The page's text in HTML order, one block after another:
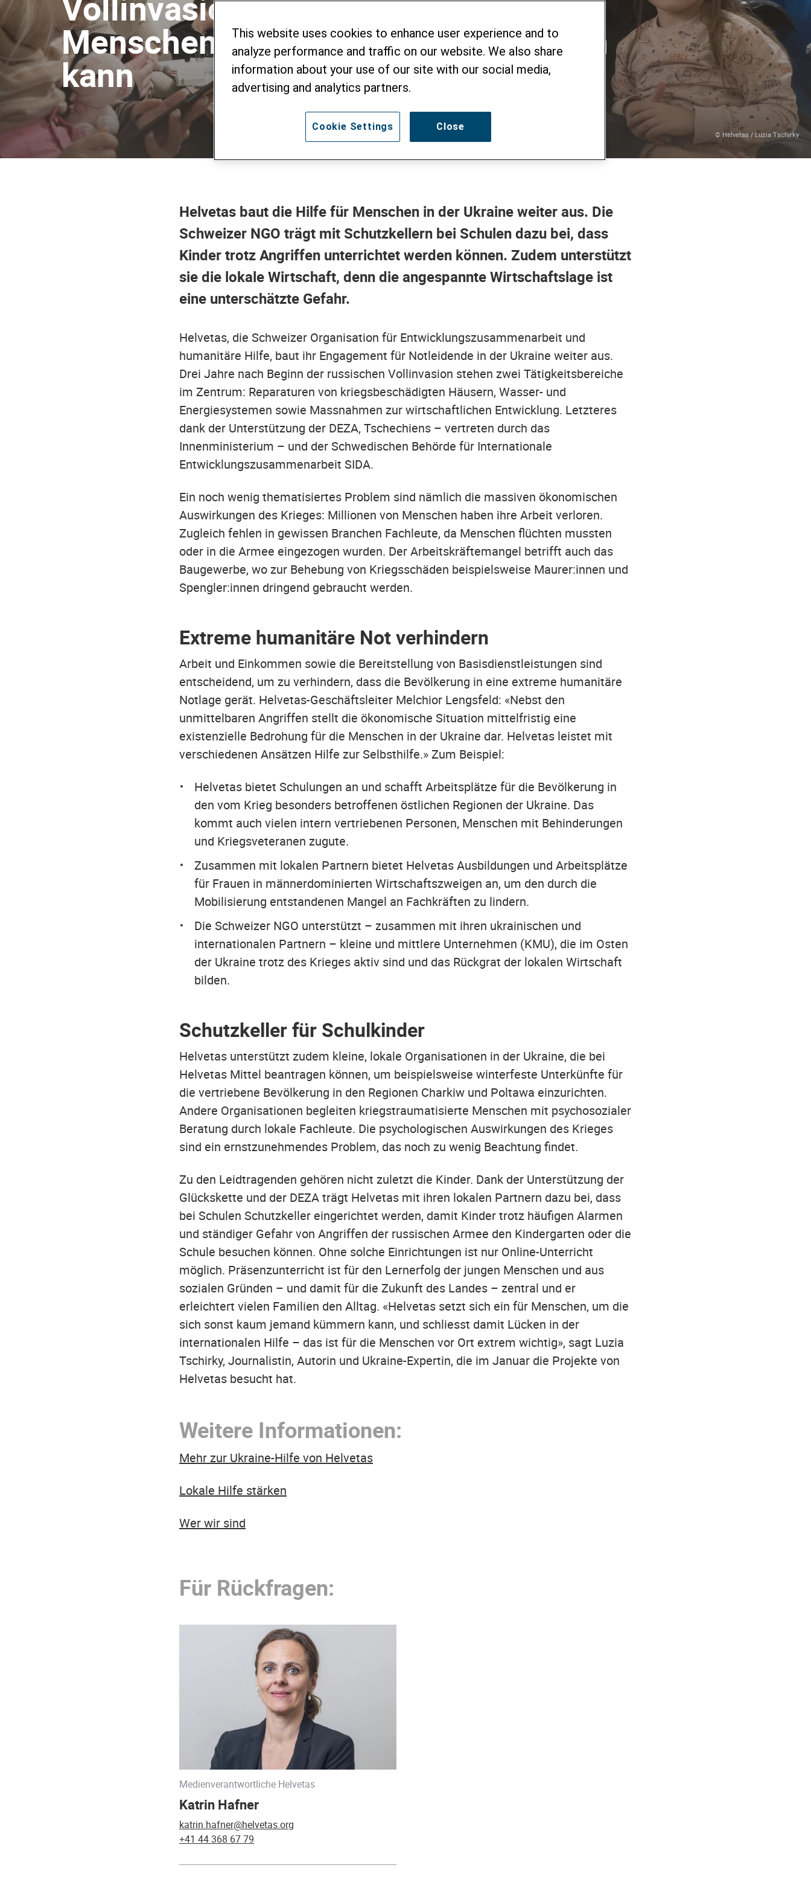
Menschen, wo sonst niemand helfen
kann
© Helvetas / Luzia Tschirky
Helvetas baut die Hilfe für Menschen in der Ukraine weiter aus. Die
Schweizer NGO trägt mit Schutzkellern bei Schulen dazu bei, dass
Kinder trotz Angriffen unterrichtet werden können. Zudem unterstützt
sie die lokale Wirtschaft, denn die angespannte Wirtschaftslage ist
eine unterschätzte Gefahr.
Helvetas, die Schweizer Organisation für Entwicklungszusammenarbeit und
humanitäre Hilfe, baut ihr Engagement für Notleidende in der Ukraine weiter aus.
Drei Jahre nach Beginn der russischen Vollinvasion stehen zwei Tätigkeitsbereiche
im Zentrum: Reparaturen von kriegsbeschädigten Häusern, Wasser- und
Energiesystemen sowie Massnahmen zur wirtschaftlichen Entwicklung. Letzteres
dank der Unterstützung der DEZA, Tschechiens – vertreten durch das
Innenministerium – und der Schwedischen Behörde für Internationale
Entwicklungszusammenarbeit SIDA.
Ein noch wenig thematisiertes Problem sind nämlich die massiven ökonomischen
Auswirkungen des Krieges: Millionen von Menschen haben ihre Arbeit verloren.
Zugleich fehlen in gewissen Branchen Fachleute, da Menschen flüchten mussten
oder in die Armee eingezogen wurden. Der Arbeitskräftemangel betrifft auch das
Baugewerbe, wo zur Behebung von Kriegsschäden beispielsweise Maurer:innen und
Spengler:innen dringend gebraucht werden.
Extreme humanitäre Not verhindern
Arbeit und Einkommen sowie die Bereitstellung von Basisdienstleistungen sind
entscheidend, um zu verhindern, dass die Bevölkerung in eine extreme humanitäre
Notlage gerät. Helvetas-Geschäftsleiter Melchior Lengsfeld: «Nebst den
unmittelbaren Angriffen stellt die ökonomische Situation mittelfristig eine
existenzielle Bedrohung für die Menschen in der Ukraine dar. Helvetas leistet mit
verschiedenen Ansätzen Hilfe zur Selbsthilfe.» Zum Beispiel:
Helvetas bietet Schulungen an und schafft Arbeitsplätze für die Bevölkerung in
den vom Krieg besonders betroffenen östlichen Regionen der Ukraine. Das
kommt auch vielen intern vertriebenen Personen, Menschen mit Behinderungen
und Kriegsveteranen zugute.
Zusammen mit lokalen Partnern bietet Helvetas Ausbildungen und Arbeitsplätze
für Frauen in männerdominierten Wirtschaftszweigen an, um den durch die
Mobilisierung entstandenen Mangel an Fachkräften zu lindern.
Die Schweizer NGO unterstützt – zusammen mit ihren ukrainischen und
internationalen Partnern – kleine und mittlere Unternehmen (KMU), die im Osten
der Ukraine trotz des Krieges aktiv sind und das Rückgrat der lokalen Wirtschaft
bilden.
Schutzkeller für Schulkinder
Helvetas unterstützt zudem kleine, lokale Organisationen in der Ukraine, die bei
Helvetas Mittel beantragen können, um beispielsweise winterfeste Unterkünfte für
die vertriebene Bevölkerung in den Regionen Charkiw und Poltawa einzurichten.
Andere Organisationen begleiten kriegstraumatisierte Menschen mit psychosozialer
Beratung durch lokale Fachleute. Die psychologischen Auswirkungen des Krieges
sind ein ernstzunehmendes Problem, das noch zu wenig Beachtung findet.
Zu den Leidtragenden gehören nicht zuletzt die Kinder. Dank der Unterstützung der
Glückskette und der DEZA trägt Helvetas mit ihren lokalen Partnern dazu bei, dass
bei Schulen Schutzkeller eingerichtet werden, damit Kinder trotz häufigen Alarmen
und ständiger Gefahr von Angriffen der russischen Armee den Kindergarten oder die
Schule besuchen können. Ohne solche Einrichtungen ist nur Online-Unterricht
möglich. Präsenzunterricht ist für den Lernerfolg der jungen Menschen und aus
sozialen Gründen – und damit für die Zukunft des Landes – zentral und er
erleichtert vielen Familien den Alltag. «Helvetas setzt sich ein für Menschen, um die
sich sonst kaum jemand kümmern kann, und schliesst damit Lücken in der
internationalen Hilfe – das ist für die Menschen vor Ort extrem wichtig», sagt Luzia
Tschirky, Journalistin, Autorin und Ukraine-Expertin, die im Januar die Projekte von
Helvetas besucht hat.
Weitere Informationen:
Mehr zur Ukraine-Hilfe von Helvetas
Lokale Hilfe stärken
Wer wir sind
Für Rückfragen:
Medienverantwortliche Helvetas
Katrin Hafner
katrin.hafner@helvetas.org
+41 44 368 67 79
This website uses cookies to enhance user experience and to
analyze performance and traffic on our website. We also share
information about your use of our site with our social media,
advertising and analytics partners.
Close
Cookie Settings